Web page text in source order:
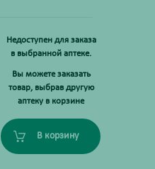
Недоступен для заказа
в выбранной аптеке.
Вы можете заказать
товар, выбрав другую
аптеку в корзине
В корзину